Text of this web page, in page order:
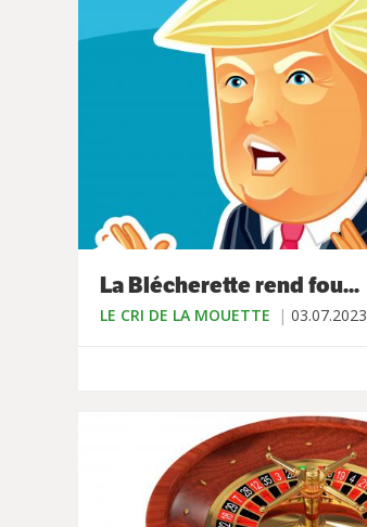
La Blécherette rend fou...
LE CRI DE LA MOUETTE 03.07.2023